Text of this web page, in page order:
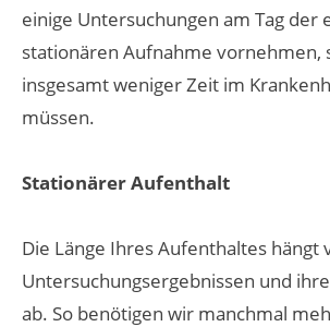
einige Untersuchungen am Tag der
stationären Aufnahme vornehmen,
insgesamt weniger Zeit im
müssen.
Stationärer Aufenthalt
Die Länge Ihres Aufenthaltes hängt
Untersuchungsergebnissen und
ab. So benötigen wir manchmal